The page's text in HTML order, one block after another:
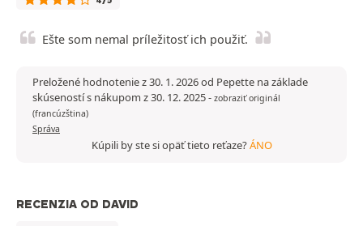
Ešte som nemal príležitosť ich použiť.
Preložené hodnotenie z 30. 1. 2026 od Pepette na základe
skúseností s nákupom z 30. 12. 2025- zobraziť originál
(francúzština)
Správa
Kúpili by ste si opäť tieto reťaze?ÁNO
RECENZIA OD DAVID